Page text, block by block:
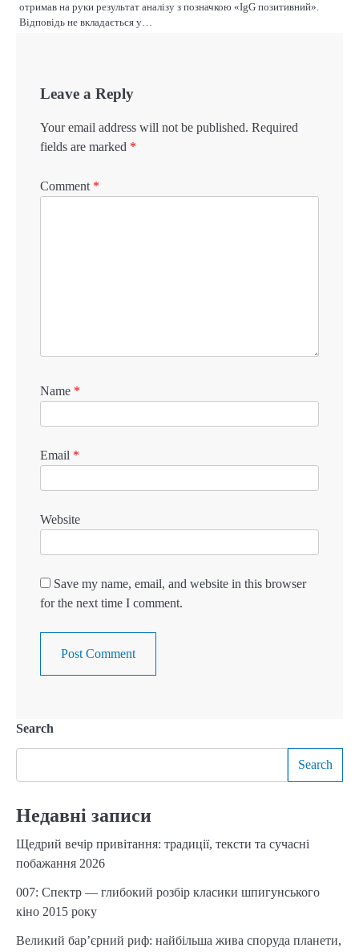
отримав на руки результат аналізу з позначкою «IgG позитивний».
Відповідь не вкладається у…
Leave a Reply
Your email address will not be published. Required
fields are marked *
Comment *
Name *
Email *
Website
Save my name, email, and website in this browser
for the next time I comment.
Search
Search
Недавні записи
Щедрий вечір привітання: традиції, тексти та сучасні
побажання 2026
007: Спектр — глибокий розбір класики шпигунського
кіно 2015 року
Великий бар’єрний риф: найбільша жива споруда планети,